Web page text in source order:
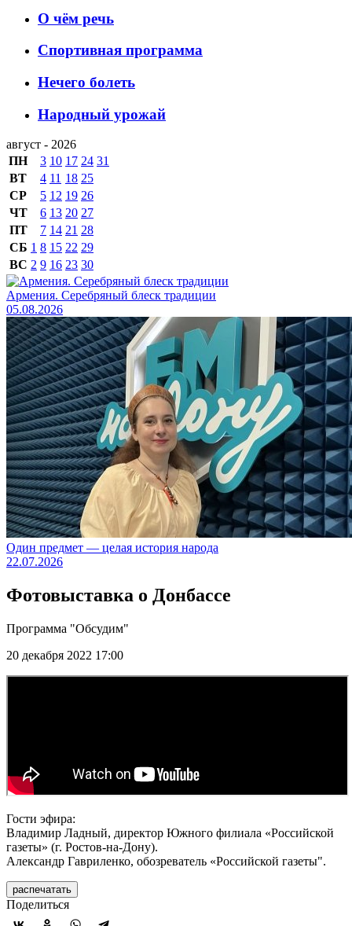
О чём речь
Спортивная программа
Нечего болеть
Народный урожай
август - 2026
ПН
3 10 17 24 31
ВТ
4 11 18 25
СР
5 12 19 26
ЧТ
6 13 20 27
ПТ
7 14 21 28
СБ 1 8 15 22 29
ВС 2 9 16 23 30
Армения. Серебряный блеск традиции
05.08.2026
Один предмет — целая история народа
22.07.2026
Фотовыставка о Донбассе
Программа "Обсудим"
20 декабря 2022 17:00
Гости эфира:
Владимир Ладный, директор Южного филиала «Российской
газеты» (г. Ростов-на-Дону).
Александр Гавриленко, обозреватель «Российской газеты".
распечатать
Поделиться